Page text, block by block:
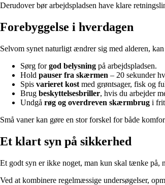
Derudover bør arbejdspladsen have klare
Forebyggelse i hverdagen
Selvom synet naturligt ændrer sig med alderen,
Sørg forgod belysning på arbejdspladsen.
Hold pauser fra skærmen – 20 sekunder
Spis varieret kost med grøntsager, fisk og
Brug beskyttelsesbriller, hvis du arbejder
Undgå røg og overdreven skærmbrug i
Små vaner kan gøre en stor forskel for både
Et klart syn på sikkerhed
Et godt syn er ikke noget, man kun skal tænke på,
Ved at kombinere regelmæssige undersøgelser,